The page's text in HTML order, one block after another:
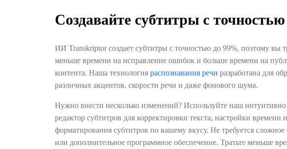
Создавайте субтитры с
ИИ Transkriptor создает субтитры с точностью до 99%, поэтому вы
меньше времени на исправление ошибок и больше времени на
контента. Наша технология распознавания речи разработана для
различных акцентов, скорости речи и даже фонового шума.
Нужно внести несколько изменений? Используйте наш
редактор субтитров для корректировки текста, настройки времени
форматирования субтитров по вашему вкусу. Не требуется сложное
или дополнительное программное обеспечение. Тратьте меньше